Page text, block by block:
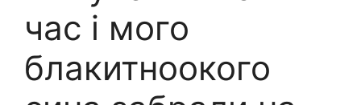
час і мого
блакитноокого